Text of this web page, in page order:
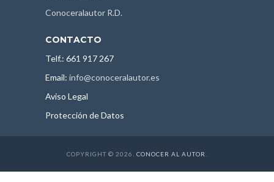
Conoceralautor R.D.
CONTACTO
Telf.: 661 917 267
Email: info@conoceralautor.es
Aviso Legal
Protección de Datos
COPYRIGHT © 2026. CONOCER AL AUTOR